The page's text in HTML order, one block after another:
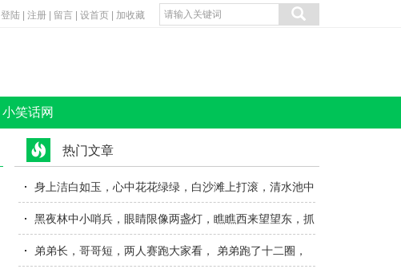
登陆 注册 留言 设首页 加收藏
小笑话网
热门文章
身上洁白如玉，心中花花绿绿，白沙滩上打滚，清水池中
沐浴。（打..
黑夜林中小哨兵，眼睛限像两盏灯，瞧瞧西来望望东，抓
住盗贼不留..
弟弟长，哥哥短，两人赛跑大家看， 弟弟跑了十二圈，